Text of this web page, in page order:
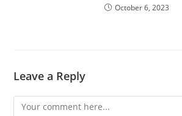
October 6, 2023
Leave a Reply
Comment